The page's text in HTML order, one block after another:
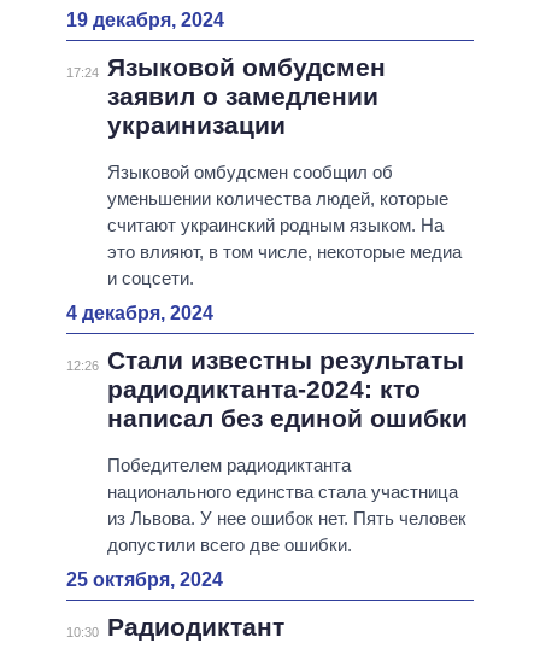
19 декабря, 2024
17:24
Языковой омбудсмен
заявил о замедлении
украинизации
Языковой омбудсмен сообщил об
уменьшении количества людей, которые
считают украинский родным языком. На
это влияют, в том числе, некоторые медиа
и соцсети.
4 декабря, 2024
12:26 Стали известны результаты
радиодиктанта-2024: кто
написал без единой ошибки
Победителем радиодиктанта
национального единства стала участница
из Львова. У нее ошибок нет. Пять человек
допустили всего две ошибки.
25 октября, 2024
10:30
Радиодиктант